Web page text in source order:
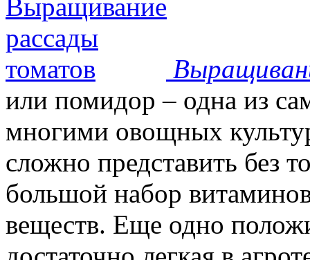
или помидор – одна из
многими овощных
сложно представить без
большой набор
веществ. Еще одно